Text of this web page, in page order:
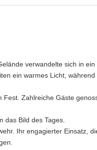
verwandelte sich in
ein warmes Licht, während
Fest. Zahlreiche Gäste
das Bild des Tages.
Ihr engagierter Einsatz,